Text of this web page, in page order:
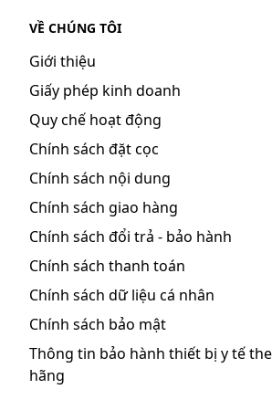
VỀ CHÚNG TÔI
Giới thiệu
Giấy phép kinh doanh
Quy chế hoạt động
Chính sách đặt cọc
Chính sách nội dung
Chính sách giao hàng
Chính sách đổi trả - bảo hành
Chính sách thanh toán
Chính sách dữ liệu cá nhân
Chính sách bảo mật
Thông tin bảo hành thiết bị y tế
hãng